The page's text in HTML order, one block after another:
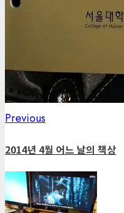
Post
navigation
Previous
2014년 4월 어느 날의 책상